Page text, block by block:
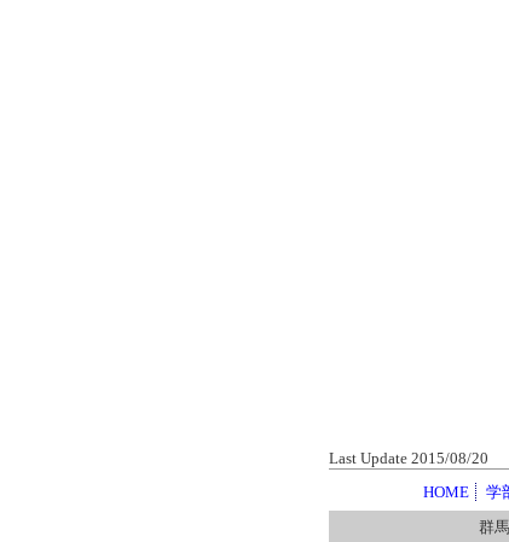
Last Update 2015/08/20
HOME
学
群